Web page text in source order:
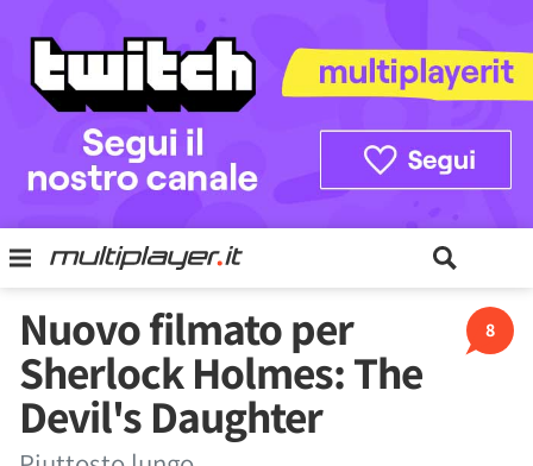
8
Nuovo filmato per
Sherlock Holmes: The
Devil's Daughter